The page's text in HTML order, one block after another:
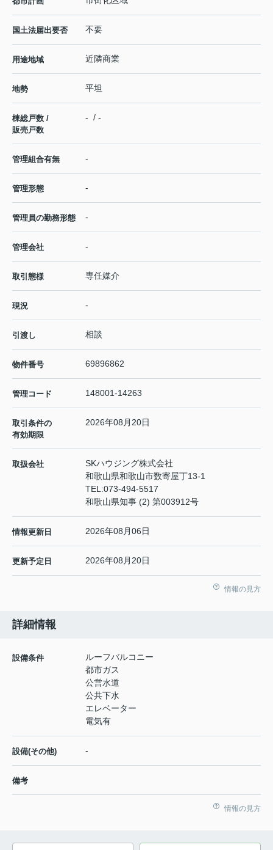
国土法届出要否 不要
用途地域 近隣商業
地勢 平坦
棟総戸数 /
販売戸数
- / -
管理組合有無 -
管理形態 -
管理員の勤務形態 -
管理会社 -
取引態様 専任媒介
現況 -
引渡し 相談
物件番号 69896862
管理コード 148001-14263
取引条件の
有効期限
2026年08月20日
取扱会社
SKハウジング株式会社
和歌山県和歌山市数寄屋丁13-1
TEL:073-494-5517
和歌山県知事 (2) 第003912号
情報更新日 2026年08月06日
更新予定日 2026年08月20日
情報の見方
詳細情報
設備条件
ルーフバルコニー
都市ガス
公営水道
公共下水
エレベーター
電気有
設備(その他) -
備考
情報の見方